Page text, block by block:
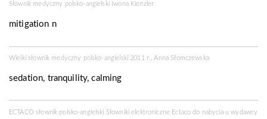
Słownik medyczny polsko-angielski Iwona Kienzler
mitigation n
Wielki słownik medyczny polsko-angielski 2011 r., Anna Słomczewska
sedation, tranquility, calming
ECTACO słownik polsko-angielski Słowniki elektroniczne Ectaco do nabycia uwydawcy